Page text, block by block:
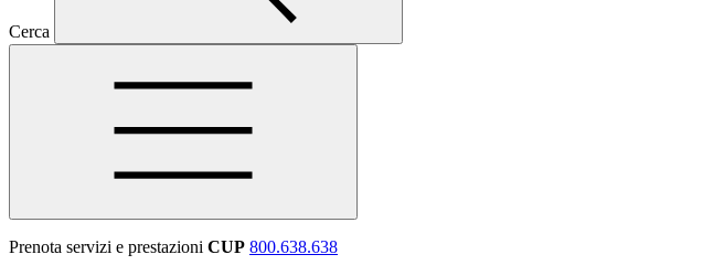
Cerca
Prenota servizi e prestazioni CUP 800.638.638